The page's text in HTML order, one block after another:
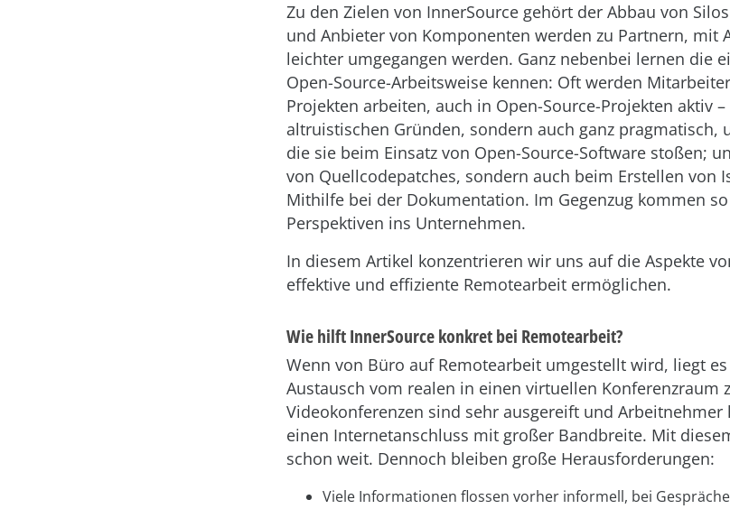
Zu den Zielen von InnerSource gehört der Abbau von
und Anbieter von Komponenten werden zu Partnern, mit
leichter umgegangen werden. Ganz nebenbei lernen die
Open-Source-Arbeitsweise kennen: Oft werden
Projekten arbeiten, auch in Open-Source-Projekten aktiv
altruistischen Gründen, sondern auch ganz pragmatisch,
die sie beim Einsatz von Open-Source-Software stoßen;
von Quellcodepatches, sondern auch beim Erstellen von
Mithilfe bei der Dokumentation. Im Gegenzug kommen
Perspektiven ins Unternehmen.
In diesem Artikel konzentrieren wir uns auf die Aspekte
effektive und effiziente Remotearbeit ermöglichen.
Wie hilft InnerSource konkret bei Remotearbeit?
Wenn von Büro auf Remotearbeit umgestellt wird, liegt
Austausch vom realen in einen virtuellen Konferenzraum
Videokonferenzen sind sehr ausgereift und Arbeitnehmer
einen Internetanschluss mit großer Bandbreite. Mit
schon weit. Dennoch bleiben große Herausforderungen:
Viele Informationen flossen vorher informell, bei